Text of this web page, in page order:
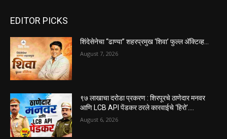
EDITOR PICKS
शिंदेसेनेचा “ढाण्या” शहरप्रमुख ‘शिवा’ फुल्ल ॲक्टिव्ह…
August 7, 2026
९७ लाखाचा दरोडा प्रकरण : शिरपूरचे ठाणेदार मनवर
आणि LCB API पेंडकर ठरले कारवाईचे ‘हिरो’….
August 6, 2026